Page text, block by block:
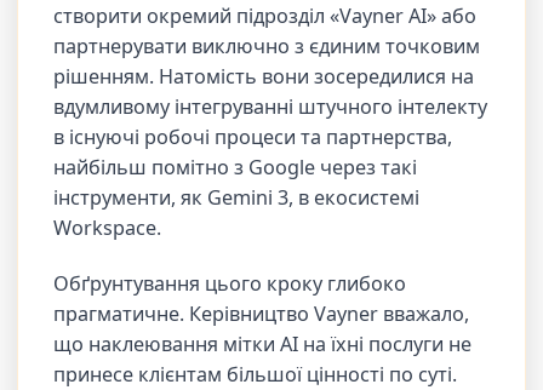
створити окремий підрозділ «Vayner AI» або
партнерувати виключно з єдиним точковим
рішенням. Натомість вони зосередилися на
вдумливому інтегруванні штучного інтелекту
в існуючі робочі процеси та партнерства,
найбільш помітно з Google через такі
інструменти, як Gemini 3, в екосистемі
Workspace.
Обґрунтування цього кроку глибоко
прагматичне. Керівництво Vayner вважало,
що наклеювання мітки AI на їхні послуги не
принесе клієнтам більшої цінності по суті.